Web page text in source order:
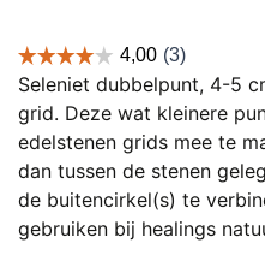
Seleniet dubbelpunt, 4-5
grid. Deze wat kleinere
edelstenen grids mee te
dan tussen de stenen
de buitencirkel(s) te
gebruiken bij healings